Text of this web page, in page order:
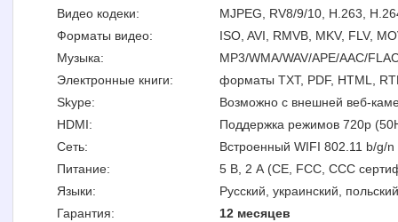
Видео кодеки:
MJPEG, RV8/9/10, H.263,
Форматы видео:
ISO, AVI, RMVB, MKV, FLV,
Музыка:
MP3/WMA/WAV/APE/AAC/
Электронные книги:
форматы TXT, PDF, HTML,
Skype:
Возможно с внешней веб-
HDMI:
Поддержка режимов 720p
Сеть:
Встроенный WIFI 802.11 b/g/
Питание:
5 В, 2 А (CE, FCC, CCC
Языки:
Русский, украинский,
Гарантия:
12 месяцев